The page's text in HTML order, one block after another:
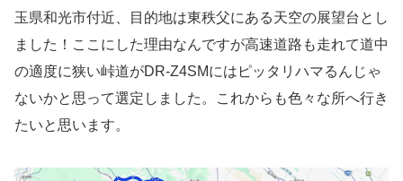
玉県和光市付近、目的地は東秩父にある天空の展望台とし
ました！ここにした理由なんですが高速道路も走れて道中
の適度に狭い峠道がDR-Z4SMにはピッタリハマるんじゃ
ないかと思って選定しました。これからも色々な所へ行き
たいと思います。